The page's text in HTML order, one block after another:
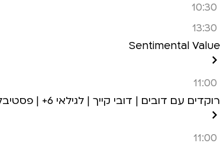
10:30
13:30
Sentimental Value
11:00
רוקדים עם דובים | דובי קייך | לגילאי 6+ | פסטיבל אנימיקס 2026
11:00